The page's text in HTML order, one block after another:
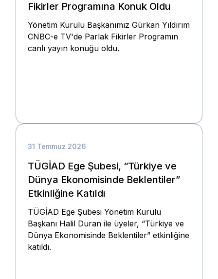
Fikirler Programına Konuk Oldu
Yönetim Kurulu Başkanımız Gürkan Yıldırım
CNBC-e TV'de Parlak Fikirler Programın
canlı yayın konuğu oldu.
31 Temmuz 2026
TÜGİAD Ege Şubesi, “Türkiye ve
Dünya Ekonomisinde Beklentiler”
Etkinliğine Katıldı
TÜGİAD Ege Şubesi Yönetim Kurulu
Başkanı Halil Duran ile üyeler, “Türkiye ve
Dünya Ekonomisinde Beklentiler” etkinliğine
katıldı.